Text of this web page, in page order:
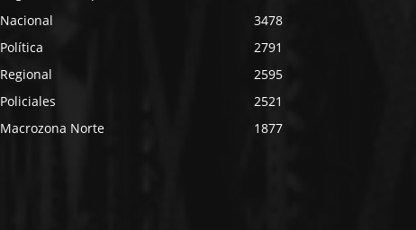
Nacional
3478
Política
2791
Regional
2595
Policiales
2521
Macrozona Norte
1877